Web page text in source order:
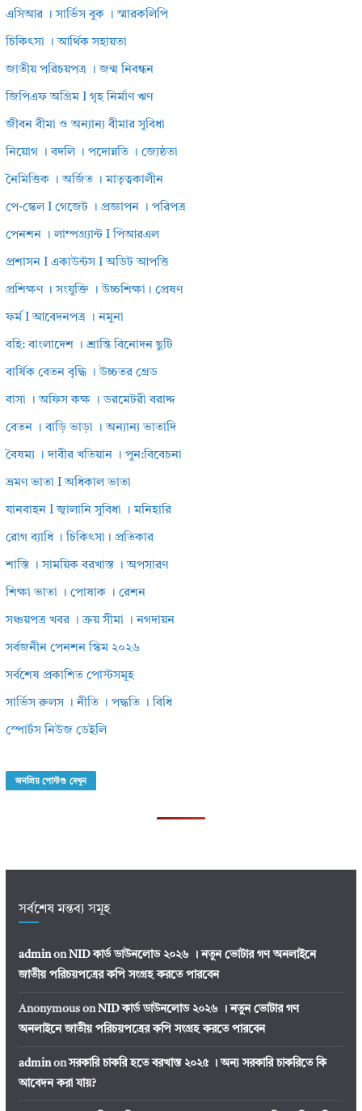
এসিআর । সার্ভিস বুক । স্মারকলিপি
চিকিৎসা । আর্থিক সহায়তা
জাতীয় পরিচয়পত্র । জন্ম নিবন্ধন
জিপিএফ অগ্রিম I গৃহ নির্মাণ ঋণ
জীবন বীমা ও অন্যান্য বীমার সুবিধা
নিয়োগ । বদলি । পদোন্নতি । জ্যেষ্ঠতা
নৈমিত্তিক । অর্জিত । মাতৃত্বকালীন
পে-স্কেল I গেজেট । প্রজ্ঞাপন । পরিপত্র
পেনশন । লাম্পগ্র্যান্ট I পিআরএল
প্রশাসন I একাউন্টস I অডিট আপত্তি
প্রশিক্ষণ । সংযুক্তি । উচ্চশিক্ষা। প্রেষণ
ফর্ম I আবেদনপত্র । নমুনা
বহি: বাংলাদেশ । শ্রান্তি বিনোদন ছুটি
বার্ষিক বেতন বৃদ্ধি । উচ্চতর গ্রেড
বাসা । অফিস কক্ষ । ডরমেটরী বরাদ্দ
বেতন । বাড়ি ভাড়া । অন্যান্য ভাতাদি
বৈষম্য । দাবীর খতিয়ান । পুন:বিবেচনা
ভ্রমণ ভাতা I অধিকাল ভাতা
যানবাহন I জ্বালানি সুবিধা । মনিহারি
রোগ ব্যাধি । চিকিৎসা। প্রতিকার
শাস্তি । সাময়িক বরখাস্ত । অপসারণ
শিক্ষা ভাতা । পোষাক । রেশন
সঞ্চয়পত্র খবর । ক্রয় সীমা । নগদায়ন
সর্বজনীন পেনশন স্কিম ২০২৬
সর্বশেষ প্রকাশিত পোস্টসমূহ
সার্ভিস রুলস । নীতি । পদ্ধতি । বিধি
স্পোর্টস নিউজ ডেইলি
জনপ্রিয় পোস্টগু দেখুন
সর্বশেষ মন্তব্য সমূহ
adminonNID কার্ড ডাউনলোড ২০২৬ । নতুন ভোটার গণ অনলাইনে
জাতীয় পরিচয়পত্রের কপি সংগ্রহ করতে পারবেন
AnonymousonNID কার্ড ডাউনলোড ২০২৬ । নতুন ভোটার গণ
অনলাইনে জাতীয় পরিচয়পত্রের কপি সংগ্রহ করতে পারবেন
adminonসরকারি চাকরি হতে বরখাস্ত ২০২৫ । অন্য সরকারি চাকরিতে কি
আবেদন করা যায়?